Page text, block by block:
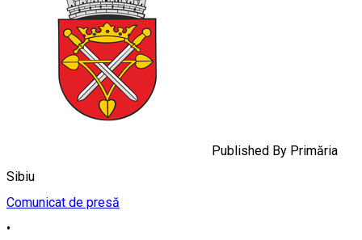
Published By Primăria
Sibiu
Comunicat de presă
•